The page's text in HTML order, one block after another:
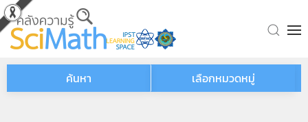
Skip to main content
ค้นหา เลือกหมวดหมู่